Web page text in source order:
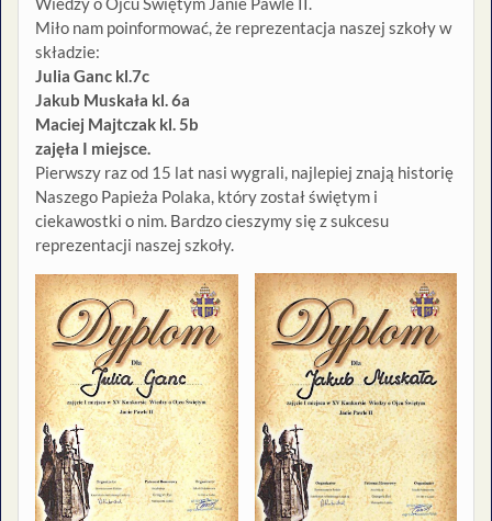
Miło nam poinformować, że reprezentacja naszej szkoły w
składzie:
Julia Ganc kl.7c
Jakub Muskała kl. 6a
Maciej Majtczak kl. 5b
zajęła I miejsce.
Pierwszy raz od 15 lat nasi wygrali, najlepiej znają historię
Naszego Papieża Polaka, który został świętym i
ciekawostki o nim. Bardzo cieszymy się z sukcesu
reprezentacji naszej szkoły.